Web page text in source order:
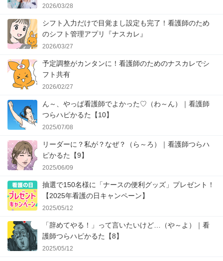
2026/03/28
シフト入力だけで目覚まし設定も完了！看護師のため
のシフト管理アプリ『ナスカレ』
2026/03/27
予定調整がカンタンに！看護師のためのナスカレでシ
フト共有
2026/02/27
ん～、やっぱ看護師でよかった♡（わ～ん）｜看護師
つらハピかるた【10】
2025/07/08
リーダーに？私が？なぜ？（ら～ろ）｜看護師つらハ
ピかるた【9】
2025/06/09
抽選で150名様に「ナースの便利グッズ」プレゼント！
【2025年看護の日キャンペーン】
2025/05/12
「辞めてやる！」って言いたいけど…（や～よ）｜看
護師つらハピかるた【8】
2025/05/12